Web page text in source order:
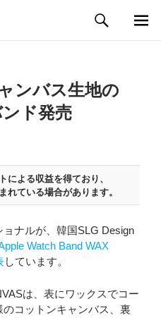
ンバス生地の
ド発売
による収益を得ており、
れている場合があります。
ナルが、韓国SLG Design
Watch Band WAX
しています。
は、表にワックスでコー
コットンキャンバス、裏